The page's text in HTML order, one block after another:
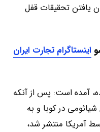
یافتن تحقیقات قفل
اینستاگرام تجارت ایران
آمده است: پس از آنکه
در کوبا و به
آمریکا منتشر شد،